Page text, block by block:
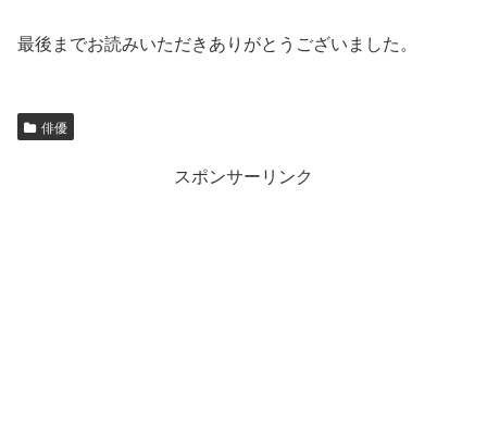
最後までお読みいただきありがとうございました。
俳優
スポンサーリンク